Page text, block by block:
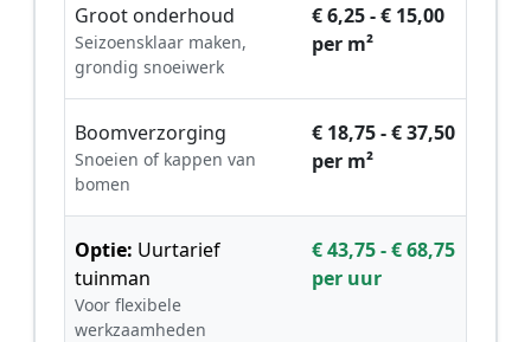
Groot onderhoud
Seizoensklaar maken,
grondig snoeiwerk
€ 6,25 - € 15,00
per m²
Boomverzorging
Snoeien of kappen van
bomen
€ 18,75 - € 37,50
per m²
Optie: Uurtarief
tuinman
Voor flexibele
werkzaamheden
€ 43,75 - € 68,75
per uur